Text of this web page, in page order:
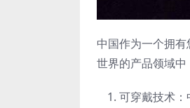
中国作为一个拥
世界的产品领域
可穿戴技术